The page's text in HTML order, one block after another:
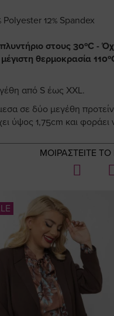
12% Spandex
στους 30ºC -
θερμοκρασία
από S έως ΧΧL.
σε δύο μεγέθη
ύψος 1,75cm και φοράει
ΜΟΙΡΑΣΤΕΙΤΕ